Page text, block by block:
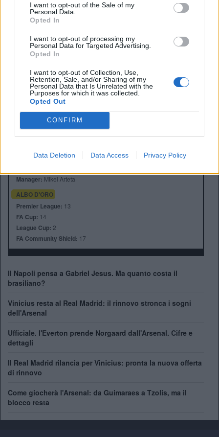
I want to opt-out of the Sale of my
Personal Data.
Opted In
I want to opt-out of processing my
Personal Data for Targeted Advertising.
Opted In
I want to opt-out of Collection, Use,
Retention, Sale, and/or Sharing of my
Personal Data that Is Unrelated with the
Purposes for which it was collected.
Opted Out
CONFIRM
Data Deletion Data Access Privacy Policy
Sarà proprio il duello in velocità e tecnica tra l’esterno
parigino e il muro difensivo dell’Arsenal a decidere gran
spettacolo è assicurato.
Anno di Fondazione:1886 come Dial Square
Londra
Manager: Mikel Arteta
ALBO D'ORO
Premier League: 13
FA Cup: 14
League Cup: 2
FA Community Shield: 17
Il Napoli pensa a Gabriel Jesus. Ma quanto costa il
brasiliano?
Vinicius resta al Real Madrid: il rinnovo stronca i sogni
dell'Arsenal
Ufficiale. l'Everton prende Norgaard dall'Arsenal. Cifre e
dettagli
Il Real Madrid rilancia per Vinicius: pronta la nuova offerta
di rinnovo
Come giocherà l'Arsenal: da Guimaraes a Tzolis, ma il
blocco resta